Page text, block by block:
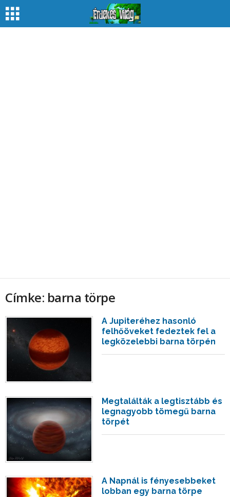
Címke: barna törpe
A Jupiteréhez hasonló
felhőöveket fedeztek fel a
legközelebbi barna törpén
Megtalálták a legtisztább és
legnagyobb tömegű barna
törpét
A Napnál is fényesebbeket
lobban egy barna törpe